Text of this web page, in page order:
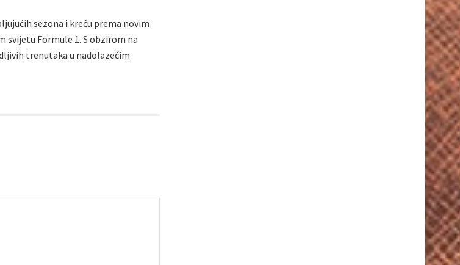
sezona i kreću prema novim
svijetu Formule 1. S obzirom na
trenutaka u nadolazećim